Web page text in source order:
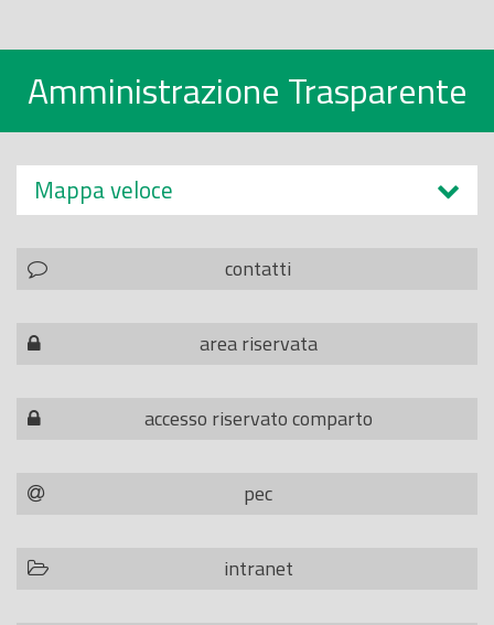
Amministrazione Trasparente
Mappa veloce
contatti
area riservata
accesso riservato comparto
pec
intranet